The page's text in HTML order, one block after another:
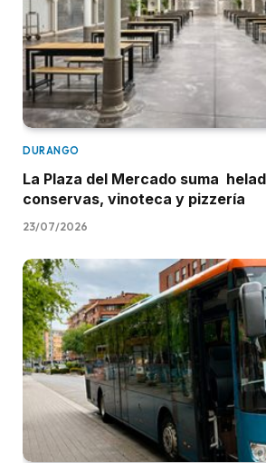
DURANGO
La Plaza del Mercado suma
conservas, vinoteca y pizzería
23/07/2026